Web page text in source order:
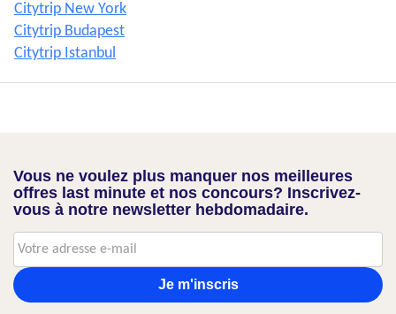
Citytrip New York
Citytrip Budapest
Citytrip Istanbul
Vous ne voulez plus manquer nos meilleures
offres last minute et nos concours? Inscrivez-
vous à notre newsletter hebdomadaire.
Je m'inscris